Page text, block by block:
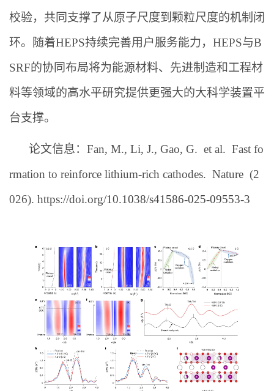
校验，共同支撑了从原子尺度到颗粒尺度的机制闭
环。随着HEPS持续完善用户服务能力，HEPS与B
SRF的协同布局将为能源材料、先进制造和工程材
料等领域的高水平研究提供更强大的大科学装置平
台支撑。
论文信息：Fan, M., Li, J., Gao, G. et al. Fast fo
rmation to reinforce lithium-rich cathodes. Nature (2
026). https://doi.org/10.1038/s41586-025-09553-3